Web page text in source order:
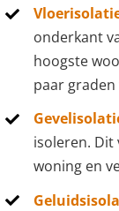
onderkant
hoogste
paar
isoleren.
woning en